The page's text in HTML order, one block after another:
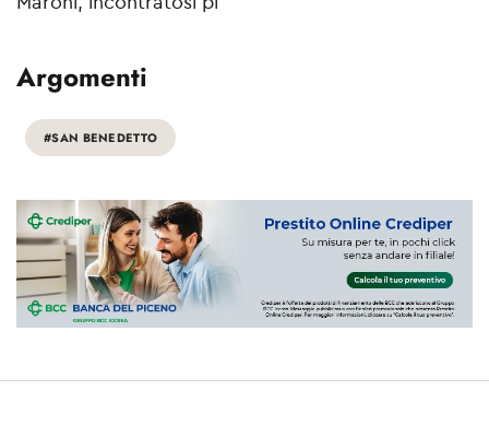
Argomenti
#SAN BENEDETTO